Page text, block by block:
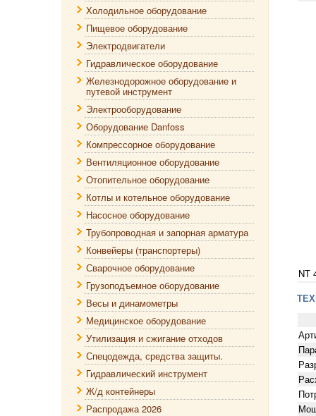
Холодильное оборудование
Пищевое оборудование
Электродвигатели
Гидравлическое оборудование
Железнодорожное оборудование и
путевой инструмент
Электрооборудование
Оборудование Danfoss
Компрессорное оборудование
Вентиляционное оборудование
Отопительное оборудование
Котлы и котельное оборудование
Насосное оборудование
Трубопроводная и запорная арматура
Конвейеры (транспортеры)
Сварочное оборудование
Грузоподъемное оборудование
Весы и динамометры
Медицинское оборудование
Утилизация и сжигание отходов
Спецодежда, средства защиты.
Гидравлический инструмент
Ж/д контейнеры
Распродажа 2026
NT